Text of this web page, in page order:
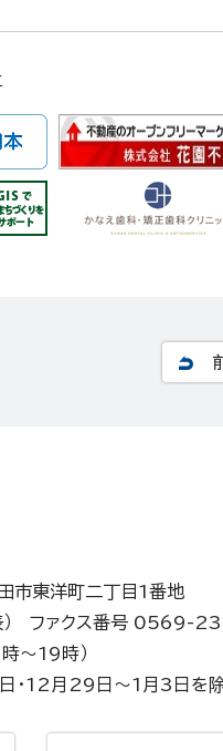
東洋町二丁目1番地
ファクス番号 0569-
～19時）
・12月29日～1月3日を除